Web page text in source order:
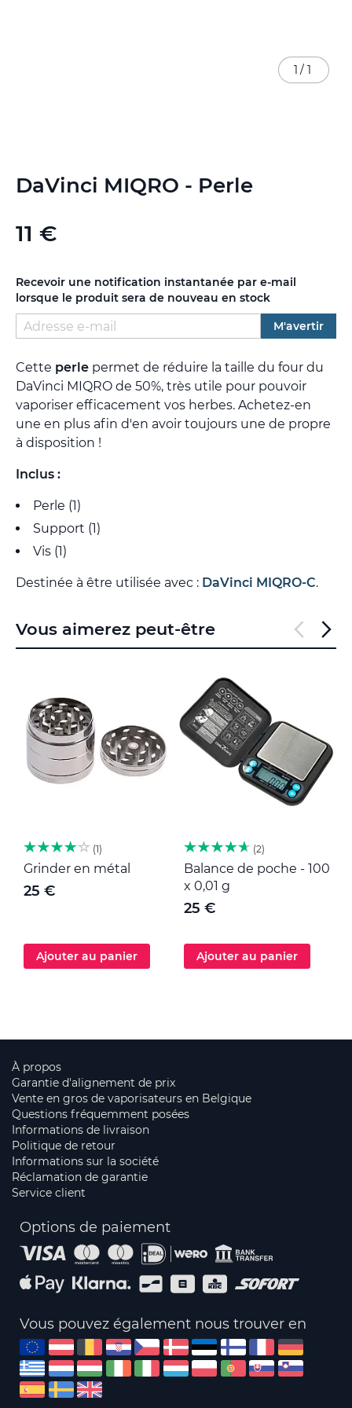
DaVinci MIQRO - Perle
11 €
Recevoir une notification instantanée par e-mail
lorsque le produit sera de nouveau en stock
M'avertir
Cette perle permet de réduire la taille du four du
DaVinci MIQRO de 50%, très utile pour pouvoir
vaporiser efficacement vos herbes. Achetez-en
une en plus afin d'en avoir toujours une de propre
à disposition !
Inclus :
Perle (1)
Support (1)
Vis (1)
Destinée à être utilisée avec : DaVinci MIQRO-C.
1 / 1
to
of
gallery
Vous aimerez peut-être
1
Grinder en métal
25 €
Ajouter au panier
2
Balance de poche - 100
x 0,01 g
25 €
Ajouter au panier
À propos
Garantie d'alignement de prix
Vente en gros de vaporisateurs en Belgique
Questions fréquemment posées
Informations de livraison
Politique de retour
Informations sur la société
Réclamation de garantie
Service client
Options de paiement
Vous pouvez également nous trouver en